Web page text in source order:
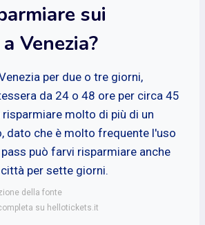
sui
Venezia?
per due o tre giorni,
da 24 o 48 ore per circa 45
risparmiare molto di più di un
dato che è molto frequente l'uso
può farvi risparmiare anche
per sette giorni.
della fonte
su hellotickets.it